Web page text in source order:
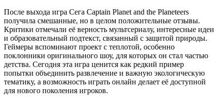
После выхода игра Сега Captain Planet and the Planeteers
получила смешанные, но в целом положительные отзывы.
Критики отмечали её верность мультсериалу, интересные идеи
и образовательный подтекст, связанный с защитой природы.
Геймеры вспоминают проект с теплотой, особенно
поклонники оригинального шоу, для которых он стал частью
детства. Сегодня эта игра ценится как редкий пример
попытки объединить развлечение и важную экологическую
тематику, а возможность играть онлайн делает её доступной
для нового поколения игроков.